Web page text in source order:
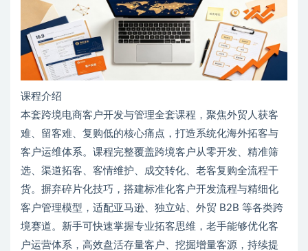
课程介绍
本套跨境电商客户开发与管理全套课程，聚焦外贸人获客
难、留客难、复购低的核心痛点，打造系统化海外拓客与
客户运维体系。课程完整覆盖跨境客户从零开发、精准筛
选、渠道拓客、客情维护、成交转化、老客复购全流程干
货。摒弃碎片化技巧，搭建标准化客户开发流程与精细化
客户管理模型，适配亚马逊、独立站、外贸 B2B 等各类跨
境赛道。新手可快速掌握专业拓客思维，老手能够优化客
户运营体系，高效盘活存量客户、挖掘增量客源，持续提